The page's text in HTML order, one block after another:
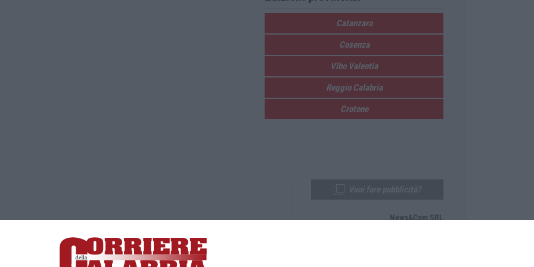
Catanzaro
Cosenza
Vibo Valentia
Reggio Calabria
Crotone
Lamezia Terme (CZ)
responsabile Paola Militano |Privacy
News&Com SRL